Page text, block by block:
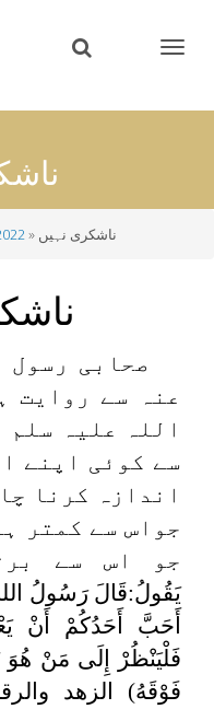
ناشکری نہیں
صحابی رسول
عنہ سے روایت
اللہ علیہ سلم
سے کوئی اپنے
اندازہ کرنا
جواس سے کمتر
جو اس سے
يَقُولُ:قَالَ رَسُولُ
أَحَبَّ أَحَدُكُمْ أَنْ
فَلْيَنْظُرْ إِلَى مَنْ هُوَ
فَوْقَهُ) الزهد